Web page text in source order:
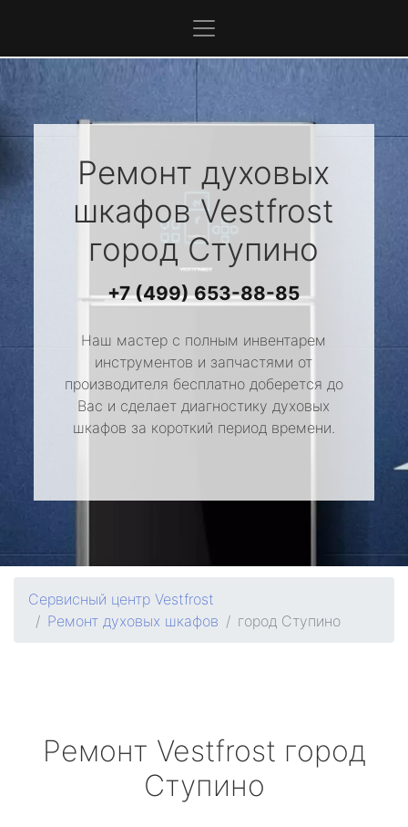
Ремонт духовых
шкафовVestfrost
город Ступино
+7 (499) 653-88-85
Наш мастер с полным инвентарем
инструментов и запчастями от
производителя бесплатно доберется до
Вас и сделает диагностику духовых
шкафов за короткий период времени.
Сервисный центр Vestfrost
Ремонт духовых шкафов
город Ступино
Ремонт Vestfrost город
Ступино